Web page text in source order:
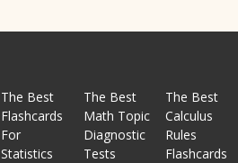
The Best
Flashcards
For
Statistics
The Best
Math Topic
Diagnostic
Tests
The Best
Calculus
Rules
Flashcards